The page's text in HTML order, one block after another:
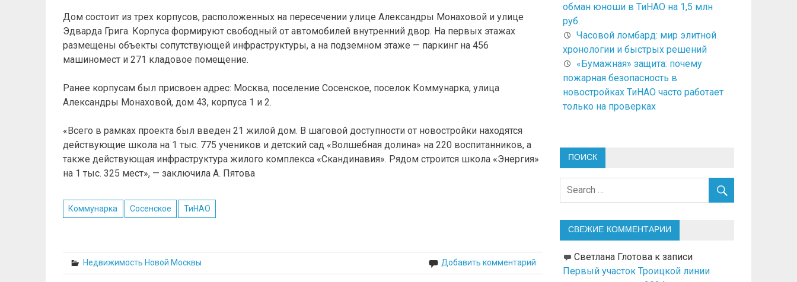
Дом состоит из трех корпусов, расположенных на пересечении улице Александры Монаховой и улице
Эдварда Грига. Корпуса формируют свободный от автомобилей внутренний двор. На первых этажах
размещены объекты сопутствующей инфраструктуры, а на подземном этаже — паркинг на 456
машиномест и 271 кладовое помещение.
Ранее корпусам был присвоен адрес: Москва, поселение Сосенское, поселок Коммунарка, улица
Александры Монаховой, дом 43, корпуса 1 и 2.
«Всего в рамках проекта был введен 21 жилой дом. В шаговой доступности от новостройки находятся
действующие школа на 1 тыс. 775 учеников и детский сад «Волшебная долина» на 220 воспитанников, а
также действующая инфраструктура жилого комплекса «Скандинавия». Рядом строится школа «Энергия»
на 1 тыс. 325 мест», — заключила А. Пятова
Коммунарка Сосенское ТиНАО
Недвижимость Новой Москвы Добавить комментарий
обман юноши в ТиНАО на 1,5 млн
руб.
Часовой ломбард: мир элитной
хронологии и быстрых решений
«Бумажная» защита: почему
пожарная безопасность в
новостройках ТиНАО часто работает
только на проверках
ПОИСК
СВЕЖИЕ КОММЕНТАРИИ
Светлана Глотовак записи
Первый участок Троицкой линии